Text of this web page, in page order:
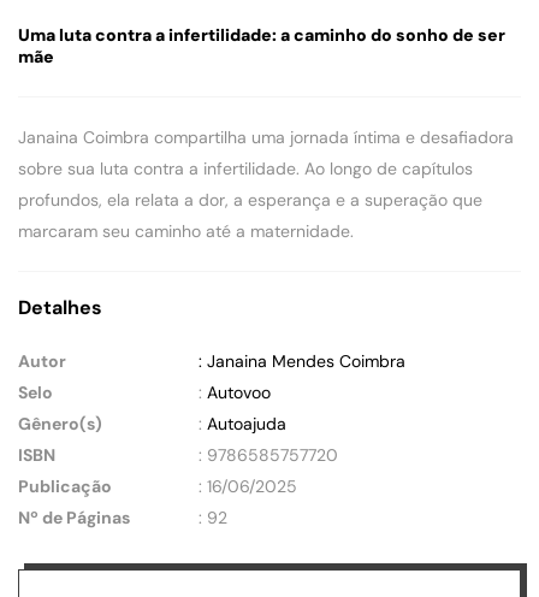
Uma luta contra a infertilidade: a caminho do sonho de ser
mãe
Janaina Coimbra compartilha uma jornada íntima e desafiadora
sobre sua luta contra a infertilidade. Ao longo de capítulos
profundos, ela relata a dor, a esperança e a superação que
marcaram seu caminho até a maternidade.
Detalhes
Autor
: Janaina Mendes Coimbra
Selo
: Autovoo
Gênero(s)
: Autoajuda
ISBN
: 9786585757720
Publicação
: 16/06/2025
Nº de Páginas
: 92